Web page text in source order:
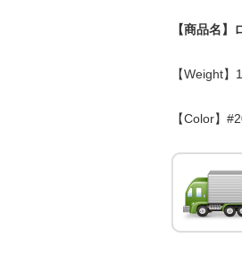
【商品名
【Weight】
【Color】